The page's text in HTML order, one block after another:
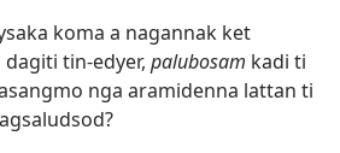
koma a nagannak ket
tin-edyer, palubosam kadi ti
nga aramidenna lattan ti